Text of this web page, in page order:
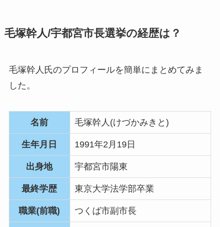
毛塚幹人/宇都宮市長選挙の経歴は？
毛塚幹人氏のプロフィールを簡単にまとめてみま
した。
名前 毛塚幹人(けづかみきと)
生年月日 1991年2月19日
出身地 宇都宮市陽東
最終学歴 東京大学法学部卒業
職業(前職) つくば市副市長